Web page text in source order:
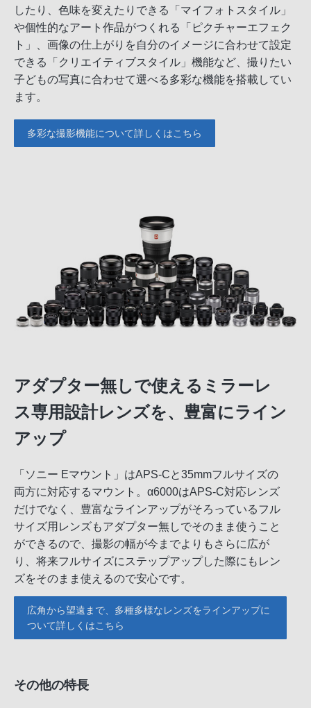
したり、色味を変えたりできる「マイフォトスタイル」
や個性的なアート作品がつくれる「ピクチャーエフェク
ト」、画像の仕上がりを自分のイメージに合わせて設定
できる「クリエイティブスタイル」機能など、撮りたい
子どもの写真に合わせて選べる多彩な機能を搭載してい
ます。
多彩な撮影機能について詳しくはこちら
アダプター無しで使えるミラーレ
ス専用設計レンズを、豊富にライン
アップ
「ソニー Eマウント」はAPS-Cと35mmフルサイズの
両方に対応するマウント。α6000はAPS-C対応レンズ
だけでなく、豊富なラインアップがそろっているフル
サイズ用レンズもアダプター無しでそのまま使うこと
ができるので、撮影の幅が今までよりもさらに広が
り、将来フルサイズにステップアップした際にもレン
ズをそのまま使えるので安心です。
広角から望遠まで、多種多様なレンズをラインアップに
ついて詳しくはこちら
その他の特長